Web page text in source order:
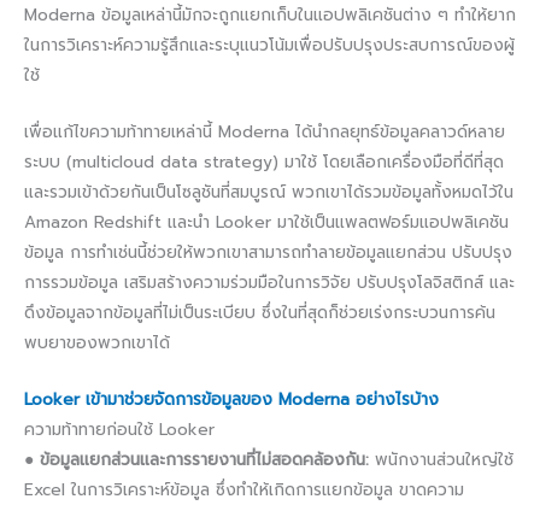
Moderna ข้อมูลเหล่านี้มักจะถูกแยกเก็บในแอปพลิเคชันต่าง ๆ ทำให้ยาก
ในการวิเคราะห์ความรู้สึกและระบุแนวโน้มเพื่อปรับปรุงประสบการณ์ของผู้
ใช้
เพื่อแก้ไขความท้าทายเหล่านี้ Moderna ได้นำกลยุทธ์ข้อมูลคลาวด์หลาย
ระบบ (multicloud data strategy) มาใช้ โดยเลือกเครื่องมือที่ดีที่สุด
และรวมเข้าด้วยกันเป็นโซลูชันที่สมบูรณ์ พวกเขาได้รวมข้อมูลทั้งหมดไว้ใน
Amazon Redshift และนำ Looker มาใช้เป็นแพลตฟอร์มแอปพลิเคชัน
ข้อมูล การทำเช่นนี้ช่วยให้พวกเขาสามารถทำลายข้อมูลแยกส่วน ปรับปรุง
การรวมข้อมูล เสริมสร้างความร่วมมือในการวิจัย ปรับปรุงโลจิสติกส์ และ
ดึงข้อมูลจากข้อมูลที่ไม่เป็นระเบียบ ซึ่งในที่สุดก็ช่วยเร่งกระบวนการค้น
พบยาของพวกเขาได้
Looker เข้ามาช่วยจัดการข้อมูลของ Moderna อย่างไรบ้าง
ความท้าทายก่อนใช้ Looker
● ข้อมูลแยกส่วนและการรายงานที่ไม่สอดคล้องกัน: พนักงานส่วนใหญ่ใช้
Excel ในการวิเคราะห์ข้อมูล ซึ่งทำให้เกิดการแยกข้อมูล ขาดความ